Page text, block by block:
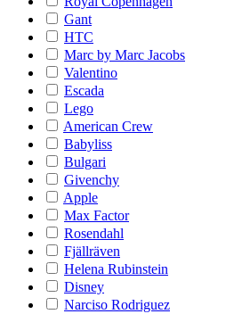
Gant
HTC
Marc by Marc Jacobs
Valentino
Escada
Lego
American Crew
Babyliss
Bulgari
Givenchy
Apple
Max Factor
Rosendahl
Fjällräven
Helena Rubinstein
Disney
Narciso Rodriguez